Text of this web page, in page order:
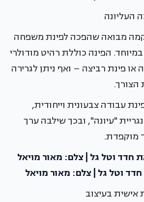
העליונה
מבואה שהפכה לפינת משפחה
הפינה כוללת רהיט מודולרי
פינת רביצה – ואף ניתן לגרירה
הצורך.
עבודה צבעונית וייחודית,
"עיונה", ובכך שילבה ערך
מוקפדת.
וטל גל | צלם: מאור מויאל
אישית בעיצוב